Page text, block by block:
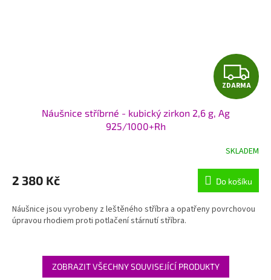
Z
D
R
M
A
ZDARMA
Náušnice stříbrné - kubický zirkon 2,6 g, Ag
925/1000+Rh
SKLADEM
2 380 Kč Do košíku
Náušnice jsou vyrobeny z leštěného stříbra a opatřeny povrchovou
úpravou rhodiem proti potlačení stárnutí stříbra.
ZOBRAZIT VŠECHNY SOUVISEJÍCÍ PRODUKTY